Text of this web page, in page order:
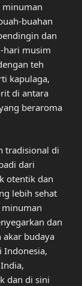
minuman
buahan
dan
hari musim
teh
kapulaga,
di antara
beraroma
tradisional di
dari
otentik dan
lebih sehat
dan
akar budaya
Indonesia,
dan di sini